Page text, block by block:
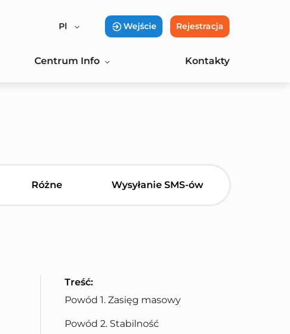
Pl Wejście Rejestracja
Centrum Info Kontakty
Różne Wysyłanie SMS-ów
Treść:
Powód 1. Zasięg masowy
Powód 2. Stabilność